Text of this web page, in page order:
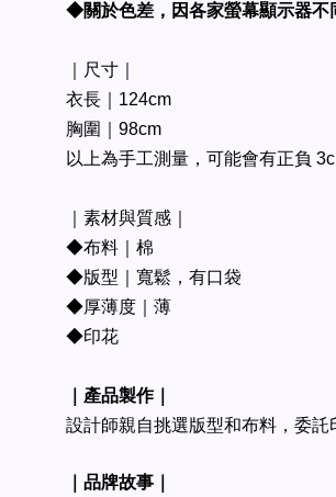
◆關於色差，因各家螢幕顯示器不
｜尺寸｜
衣長｜124cm
胸圍｜98cm
以上為手工測量，可能會有正負
｜素材與質感｜
◆布料｜棉
◆版型｜寬鬆，有口袋
◆厚薄度｜薄
◆印花
｜產品製作｜
設計師親自挑選版型和布料，委託
｜品牌故事｜